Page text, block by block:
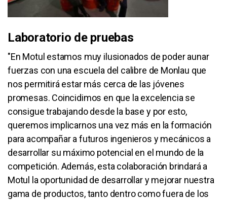
Laboratorio de pruebas
"En Motul estamos muy ilusionados de poder aunar
fuerzas con una escuela del calibre de Monlau que
nos permitirá estar más cerca de las jóvenes
promesas. Coincidimos en que la excelencia se
consigue trabajando desde la base y por esto,
queremos implicarnos una vez más en la formación
para acompañar a futuros ingenieros y mecánicos a
desarrollar su máximo potencial en el mundo de la
competición. Además, esta colaboración brindará a
Motul la oportunidad de desarrollar y mejorar nuestra
gama de productos, tanto dentro como fuera de los